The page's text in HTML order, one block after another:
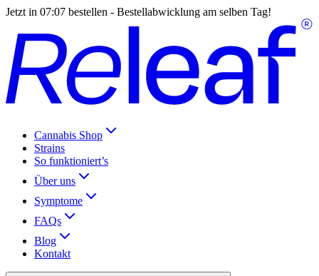
Jetzt in 07:07 bestellen - Bestellabwicklung am selben Tag!
Cannabis Shop
Strains
So funktioniert’s
Über uns
Symptome
FAQs
Blog
Kontakt